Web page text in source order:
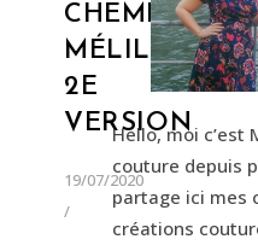
CHEMISIER
MÉLILOT,
2E
VERSION
19/07/2020
/
Hello, moi c’est
couture depuis
partage ici mes
créations